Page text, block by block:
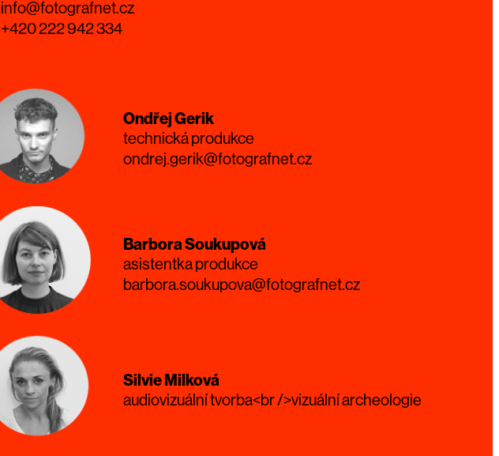
info@fotografnet.cz
+420 222 942 334
Ondřej Gerik
technická produkce
ondrej.gerik@fotografnet.cz
Barbora Soukupová
asistentka produkce
barbora.soukupova@fotografnet.cz
Silvie Milková
audiovizuální tvorba<br />vizuální archeologie